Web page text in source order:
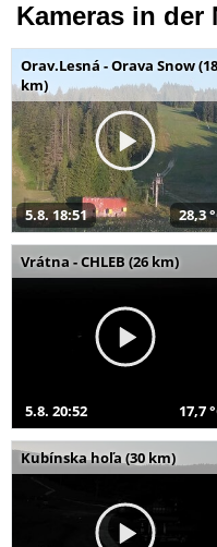
Kameras in der
Orav.Lesná - Orava Snow (18
km)
5.8. 18:51 28,3
Vrátna - CHLEB (26 km)
5.8. 20:52 17,7
Kubínska hoľa (30 km)